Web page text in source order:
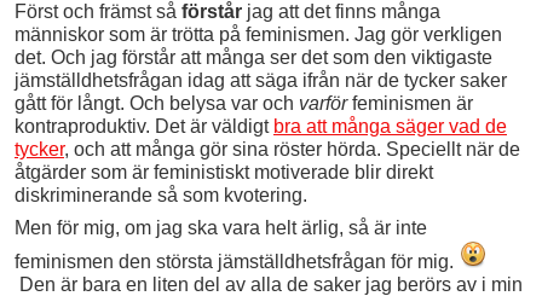
Först och främst så förstår jag att det finns många
människor som är trötta på feminismen. Jag gör verkligen
det. Och jag förstår att många ser det som den viktigaste
jämställdhetsfrågan idag att säga ifrån när de tycker saker
gått för långt. Och belysa var och varförfeminismen är
kontraproduktiv. Det är väldigt bra att många säger vad de
tycker, och att många gör sina röster hörda. Speciellt när de
åtgärder som är feministiskt motiverade blir direkt
diskriminerande så som kvotering.
Men för mig, om jag ska vara helt ärlig, så är inte
feminismen den största jämställdhetsfrågan för mig.
Den är bara en liten del av alla de saker jag berörs av i min